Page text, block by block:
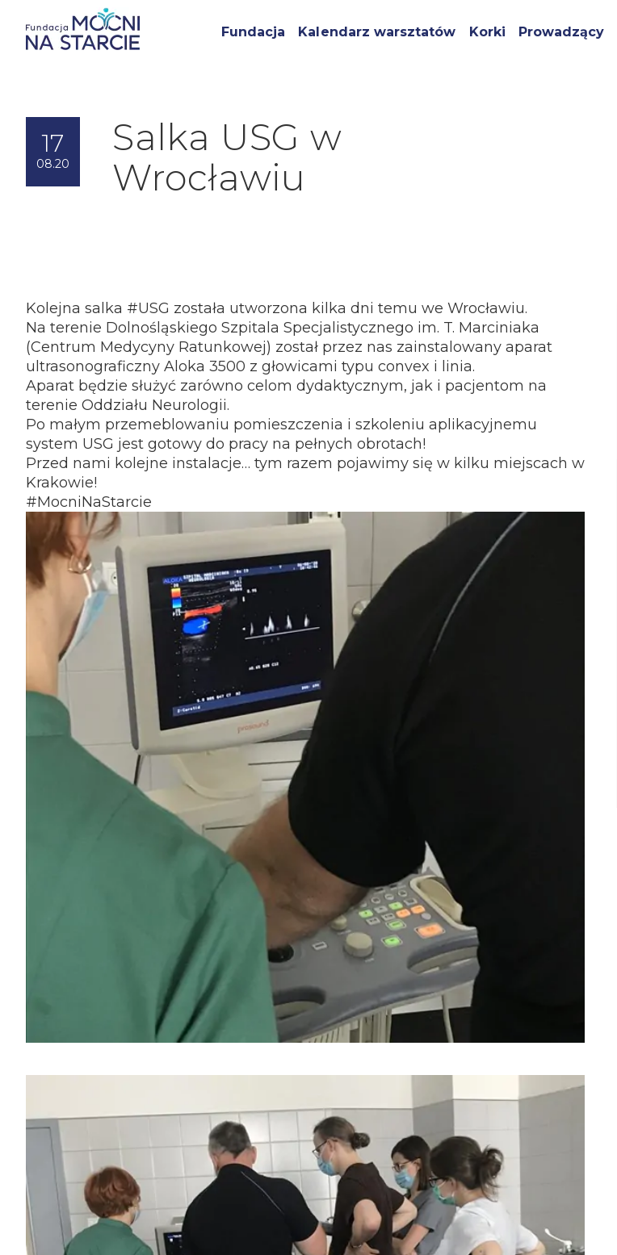
Fundacja Kalendarz warsztatów Korki Prowadzący
17
08.20
Salka USG w
Wrocławiu
Kolejna salka #USG została utworzona kilka dni temu we Wrocławiu.
Na terenie Dolnośląskiego Szpitala Specjalistycznego im. T. Marciniaka
(Centrum Medycyny Ratunkowej) został przez nas zainstalowany aparat
ultrasonograficzny Aloka 3500 z głowicami typu convex i linia.
Aparat będzie służyć zarówno celom dydaktycznym, jak i pacjentom na
terenie Oddziału Neurologii.
Po małym przemeblowaniu pomieszczenia i szkoleniu aplikacyjnemu
system USG jest gotowy do pracy na pełnych obrotach!
Przed nami kolejne instalacje… tym razem pojawimy się w kilku miejscach w
Krakowie!
#MocniNaStarcie